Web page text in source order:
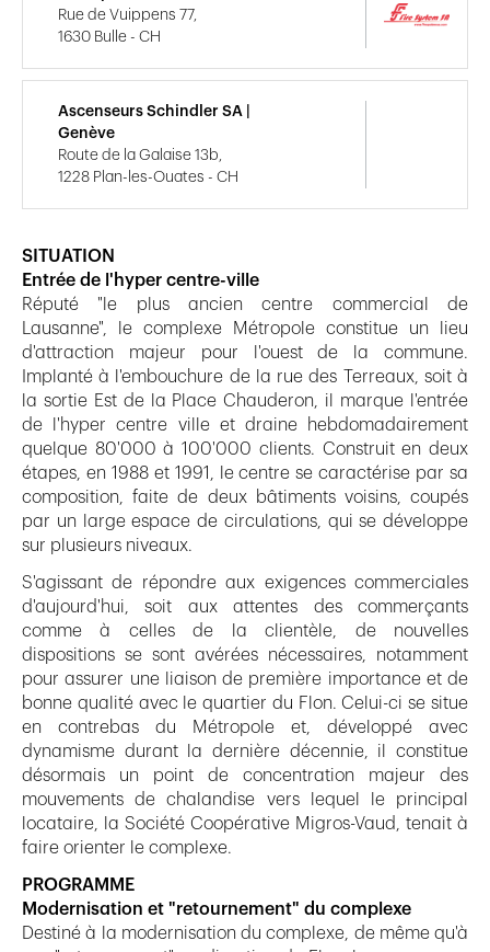
SITUATION
Entrée de l'hyper centre-ville
Réputé "le plus ancien centre commercial de
Lausanne", le complexe Métropole constitue un lieu
d'attraction majeur pour l'ouest de la commune.
Implanté à l'embouchure de la rue des Terreaux, soit à
la sortie Est de la Place Chauderon, il marque l'entrée
de l'hyper centre ville et draine hebdomadairement
quelque 80'000 à 100'000 clients. Construit en deux
étapes, en 1988 et 1991, le centre se caractérise par sa
composition, faite de deux bâtiments voisins, coupés
par un large espace de circulations, qui se développe
sur plusieurs niveaux.
S'agissant de répondre aux exigences commerciales
d'aujourd'hui, soit aux attentes des commerçants
comme à celles de la clientèle, de nouvelles
dispositions se sont avérées nécessaires, notamment
pour assurer une liaison de première importance et de
bonne qualité avec le quartier du Flon. Celui-ci se situe
en contrebas du Métropole et, développé avec
dynamisme durant la dernière décennie, il constitue
désormais un point de concentration majeur des
mouvements de chalandise vers lequel le principal
locataire, la Société Coopérative Migros-Vaud, tenait à
faire orienter le complexe.
PROGRAMME
Modernisation et "retournement" du complexe
Destiné à la modernisation du complexe, de même qu'à
Rue de Vuippens 77,
1630 Bulle - CH
Ascenseurs Schindler SA |
Genève
Route de la Galaise 13b,
1228 Plan-les-Ouates - CH